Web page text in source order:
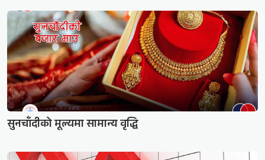
सुनचाँदीको मूल्यमा सामान्य वृद्धि